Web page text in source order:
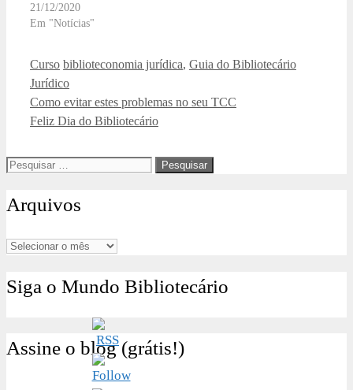
21/12/2020
Em "Notícias"
Categorias
Curso Tags
biblioteconomia jurídica, Guia do Bibliotecário
Jurídico
Como evitar estes problemas no seu TCC
Feliz Dia do Bibliotecário
Pesquisar
Arquivos
Arquivos
Siga o Mundo Bibliotecário
Assine o blog (grátis!)